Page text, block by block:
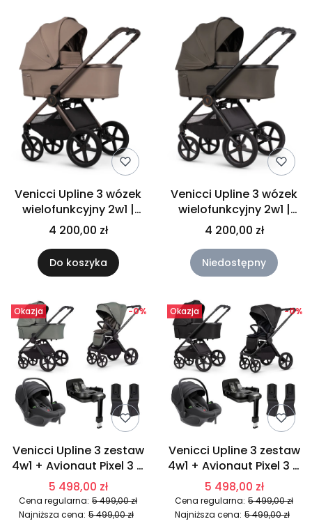
Venicci Upline 3 wózek
wielofunkcyjny 2w1 |
Sand
4 200,00 zł
Do koszyka
Venicci Upline 3 wózek
wielofunkcyjny 2w1 |
Truffle
4 200,00 zł
Niedostępny
Okazja
Venicci Upline 3 zestaw
4w1 + Avionaut Pixel 3 +
IQ Orbit | Aloe
5 498,00 zł
Cena regularna: 5 499,00 zł
-0%
Najniższa cena: 5 499,00 zł
Okazja
Venicci Upline 3 zestaw
4w1 + Avionaut Pixel 3 +
IQ Orbit | Onyx
5 498,00 zł
Cena regularna: 5 499,00 zł
-0%
Najniższa cena: 5 499,00 zł